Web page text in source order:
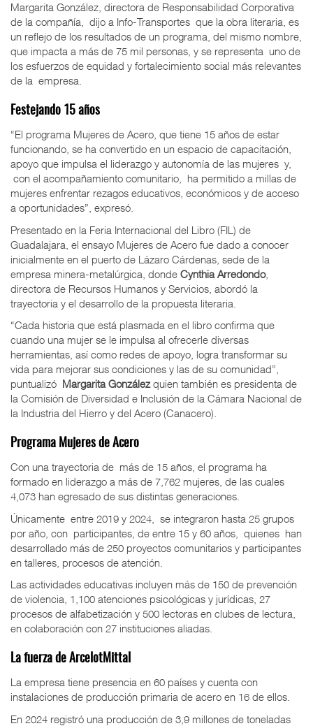
Margarita González, directora de Responsabilidad Corporativa
de la compañía,
dijo a Info-Transportes que la obra literaria, es
un reflejo de los resultados de un programa, del mismo nombre,
que impacta a más de 75 mil personas, y se representa uno de
los esfuerzos de equidad y fortalecimiento social más relevantes
de la empresa.
Festejando 15 años
“El programa Mujeres de Acero, que tiene 15 años de estar
funcionando, se ha convertido en un espacio de capacitación,
apoyo que impulsa el liderazgo y autonomía de las mujeres y,
con el acompañamiento comunitario,
ha permitido a millas de
mujeres enfrentar rezagos educativos, económicos y de acceso
a oportunidades”, expresó.
Presentado en la Feria Internacional del Libro (FIL) de
Guadalajara, el ensayo Mujeres de Acero fue dado a conocer
inicialmente en el puerto de Lázaro Cárdenas, sede de la
empresa minera-metalúrgica, donde Cynthia Arredondo,
directora de Recursos Humanos y Servicios, abordó la
trayectoria y el desarrollo de la propuesta literaria.
“Cada historia que está plasmada en el libro confirma que
cuando una mujer se le impulsa al ofrecerle diversas
herramientas, así como redes de apoyo, logra transformar su
vida para mejorar sus condiciones y las de su comunidad”,
puntualizó Margarita Gonzálezquien también es presidenta de
la Comisión de Diversidad e Inclusión de la Cámara Nacional de
la Industria del Hierro y del Acero (Canacero).
Programa Mujeres de Acero
Con una trayectoria de más de 15 años, el programa ha
formado en liderazgo a más de 7,762 mujeres, de las cuales
4,073 han egresado de sus distintas generaciones.
Únicamente entre 2019 y 2024,
se integraron hasta 25 grupos
por año, con participantes, de entre 15 y 60 años, quienes han
desarrollado más de 250 proyectos comunitarios y participantes
en talleres, procesos de atención.
Las actividades educativas incluyen más de 150 de prevención
de violencia, 1,100 atenciones psicológicas y jurídicas, 27
procesos de alfabetización y 500 lectoras en clubes de lectura,
en colaboración con 27 instituciones aliadas.
La fuerza de ArcelotMittal
La empresa tiene presencia en 60 países y cuenta con
instalaciones de producción primaria de acero en 16 de ellos.
En 2024 registró una producción de 3,9 millones de toneladas